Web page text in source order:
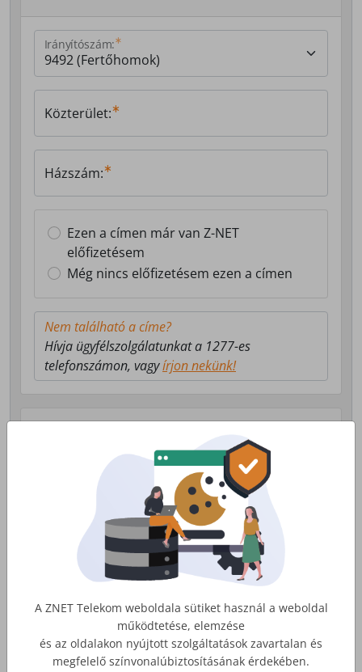
Irányítószám:
Közterület:
Házszám:
Ezen a címen már van Z-NET
előfizetésem
Még nincs előfizetésem ezen a címen
Nem található a címe?
Hívja ügyfélszolgálatunkat a 1277-es
telefonszámon, vagyírjon nekünk!
Válasszon milyen szolgáltatás érdekli!
Lakossági Internet
Otthoni internet, telefon és tv
szolgáltatás
Üzleti Internet
A ZNET Telekom weboldala sütiket használ a weboldal
működtetése, elemzése
és az oldalakon nyújtott szolgáltatások zavartalan és
megfelelő színvonalúbiztosításának érdekében.